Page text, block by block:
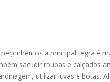
a principal regra é
sacudir roupas e calçados
utilizar luvas e botas.